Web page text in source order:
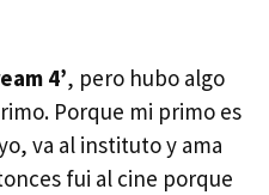
4’, pero hubo algo
Porque mi primo es
va al instituto y ama
fui al cine porque